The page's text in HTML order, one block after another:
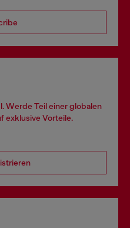
Werde Teil einer globalen
exklusive Vorteile.